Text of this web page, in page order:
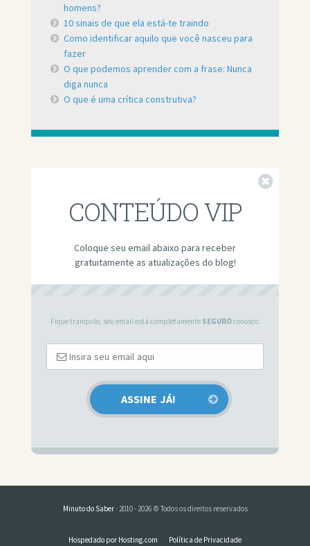
homens?
10 sinais de que ela está-te traindo
Como identificar aquilo que você nasceu para
fazer
O que podemos aprender com a frase: Nunca
diga nunca
O que é uma crítica construtiva?
CONTEÚDO VIP
Coloque seu email abaixo para receber
gratuitamente as atualizações do blog!
Fique tranquilo, seu email está completamente SEGUROconosco.
Minuto do Saber· 2010 - 2026 © Todos os direitos reservados
Hospedado por Hosting.com Política de Privacidade